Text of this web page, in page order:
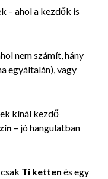
– ahol a kezdők is
nem számít, hány
egyáltalán), vagy
kínál kezdő
– jó hangulatban
Ti ketten és egy